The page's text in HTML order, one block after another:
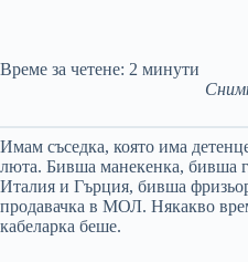
Време за четене: 2 минути
Имам съседка, която има
люта. Бивша манекенка, бивша
Италия и Гърция, бивша
продавачка в МОЛ. Някакво
кабеларка беше.